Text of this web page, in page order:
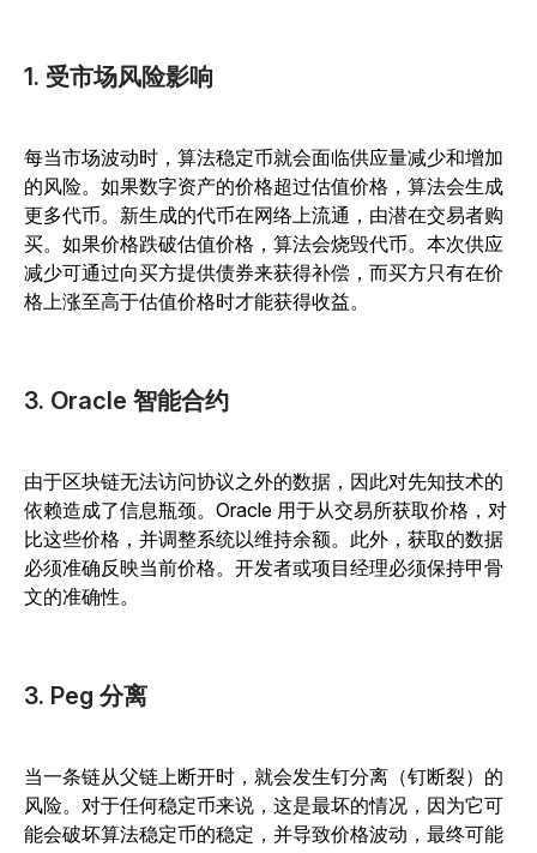
1. 受市场风险影响
每当市场波动时，算法稳定币就会面临供应量减少和增加
的风险。如果数字资产的价格超过估值价格，算法会生成
更多代币。新生成的代币在网络上流通，由潜在交易者购
买。如果价格跌破估值价格，算法会烧毁代币。本次供应
减少可通过向买方提供债券来获得补偿，而买方只有在价
格上涨至高于估值价格时才能获得收益。
3. Oracle 智能合约
由于区块链无法访问协议之外的数据，因此对先知技术的
依赖造成了信息瓶颈。Oracle 用于从交易所获取价格，对
比这些价格，并调整系统以维持余额。此外，获取的数据
必须准确反映当前价格。开发者或项目经理必须保持甲骨
文的准确性。
3. Peg 分离
当一条链从父链上断开时，就会发生钉分离（钉断裂）的
风险。对于任何稳定币来说，这是最坏的情况，因为它可
能会破坏算法稳定币的稳定，并导致价格波动，最终可能